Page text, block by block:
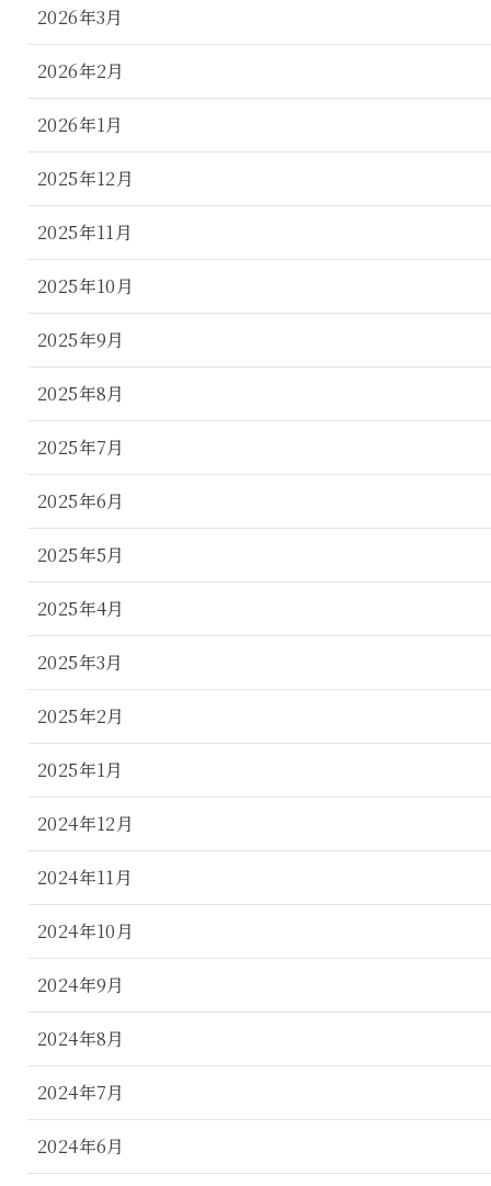
2026年3月
2026年2月
2026年1月
2025年12月
2025年11月
2025年10月
2025年9月
2025年8月
2025年7月
2025年6月
2025年5月
2025年4月
2025年3月
2025年2月
2025年1月
2024年12月
2024年11月
2024年10月
2024年9月
2024年8月
2024年7月
2024年6月